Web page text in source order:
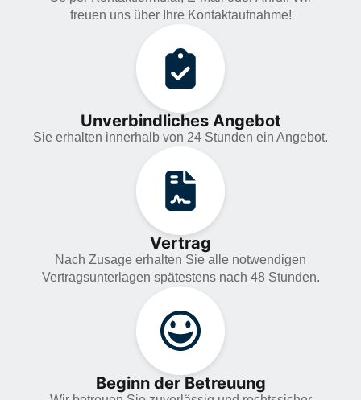
freuen uns über Ihre Kontaktaufnahme!
Unverbindliches Angebot
Sie erhalten innerhalb von 24 Stunden ein Angebot.
Vertrag
Nach Zusage erhalten Sie alle notwendigen
Vertragsunterlagen spätestens nach 48 Stunden.
Beginn der Betreuung